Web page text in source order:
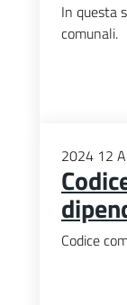
In questa
comunali.
2024 12
Codice